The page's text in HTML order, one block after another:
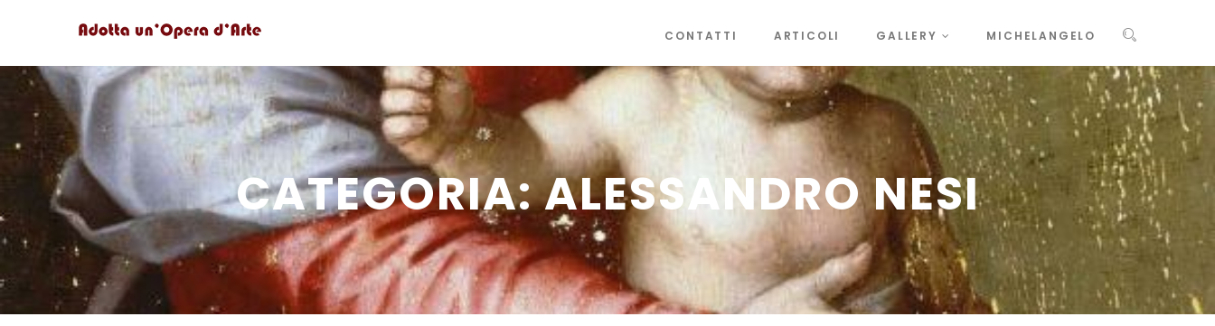
CONTATTI ARTICOLI GALLERY MICHELANGELO
CATEGORIA:ALESSANDRO NESI